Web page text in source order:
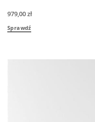
979,00zł
Sprawdź